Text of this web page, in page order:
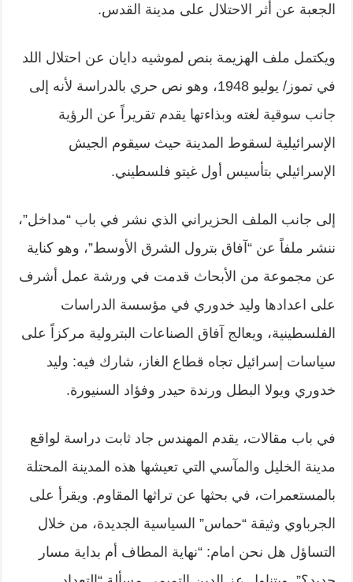
الجعبة عن أثر الاحتلال على مدينة القدس.
ويكتمل ملف الهزيمة بنص لموشيه دايان عن احتلال اللد
في تموز/ يوليو 1948، وهو نص حري بالدراسة لأنه إلى
جانب سوقية لغته وبذاءتها يقدم تقريراً عن الرؤية
الإسرائيلية لسقوط المدينة حيث سيقوم الجيش
الإسرائيلي بتأسيس أول غيتو فلسطيني.
إلى جانب الملف الحزيراني الذي نشر في باب “مداخل”،
ننشر ملفاً عن “آفاق بترول الشرق الأوسط”، وهو كناية
عن مجموعة من الأبحاث قدمت في ورشة عمل أشرف
على اعدادها وليد خدوري في مؤسسة الدراسات
الفلسطينية، ويعالج آفاق الصناعات البترولية مركزاً على
سياسات إسرائيل تجاه قطاع الغاز، شارك فيه: وليد
خدوري ويولا البطل ورندة حيدر وفؤاد السنيورة.
في باب مقالات، يقدم المهندس جاد ثابت دراسة لواقع
مدينة الخليل والمآسي التي تعيشها هذه المدينة المحتلة
بالمستعمرات، في بحثها عن تراثها المقاوم. ويقرأ على
الجرباوي وثيقة “حماس” السياسية الجديدة، من خلال
التساؤل هل نحن امام: “نهاية المطاف أم بداية مسار